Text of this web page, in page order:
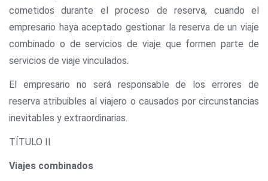
cometidos durante el proceso de reserva, cuando el
empresario haya aceptado gestionar la reserva de un viaje
combinado o de servicios de viaje que formen parte de
servicios de viaje vinculados.
El empresario no será responsable de los errores de
reserva atribuibles al viajero o causados por circunstancias
inevitables y extraordinarias.
TÍTULO II
Viajes combinados